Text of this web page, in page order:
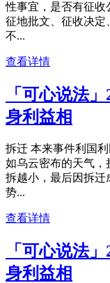
性事宜，是否有征收
征地批文、征收决定
不...
查看详情
「可心说法
身利益相
拆迁 本来事件利国
如乌云密布的天气，
拆越小，最后因拆迁
势...
查看详情
「可心说法
身利益相